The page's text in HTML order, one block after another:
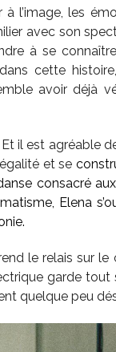
l’image, les
avec son
à se
cette histoire,
avoir déjà
Et il est agréable
et se
consacré
Elena
le relais sur le
garde tout
quelque peu